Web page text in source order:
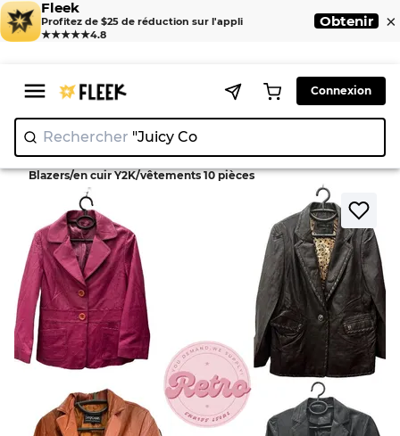
Fleek
Profitez de $25 de réduction sur l'appli
★★★★★4.8
Obtenir ×
Connexion
Rechercher "Juicy Couture"
Home > Jackets >
Blazers/en cuir Y2K/vêtements 10 pièces